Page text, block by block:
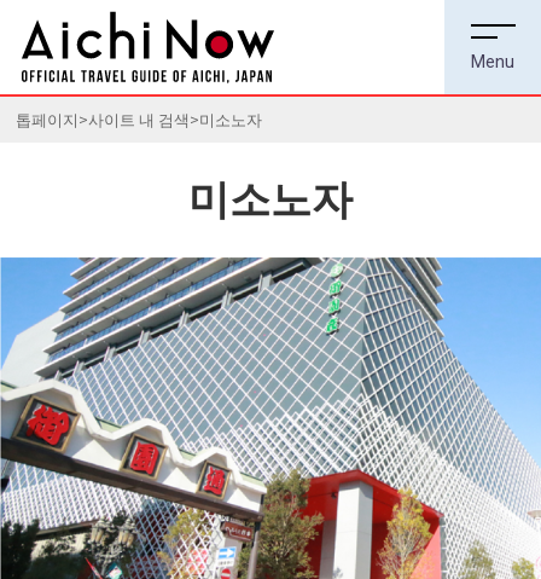
톱페이지 사이트 내 검색 미소노자
미소노자